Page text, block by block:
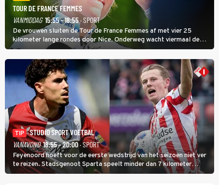
TOUR DE FRANCE FEMMES
VANMIDDAG 15:55 - 18:55· SPORT
De vrouwen sluiten de Tour de France Femmes af met vier 25
kilometer lange rondes door Nice. Onderweg wacht viermaal de
zware Col d'Èze. Aan de finish op de Promenade des Anglais krijgt
de eindwinnaar de laatste gele trui.
TIP
STUDIO SPORT VOETBAL
VANAVOND 18:55 - 20:00· SPORT
Feyenoord hoeft voor de eerste wedstrijd van het seizoen niet ver
te reizen. Stadsgenoot Sparta speelt minder dan 7 kilometer
verderop. Feyenoord trok de Spaanse spits Nacho Ferri aan van